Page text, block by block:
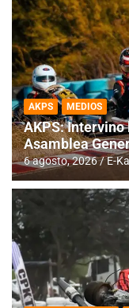
AKPS MEDIOS
AKPS:
Asamblea
6 agosto, 2026 E-